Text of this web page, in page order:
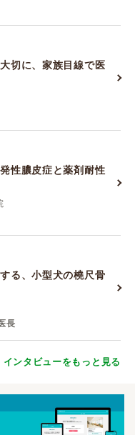
切に、家族目線で医
性膿皮症と薬剤耐性
る、小型犬の橈尺骨
長
インタビューをもっと見る